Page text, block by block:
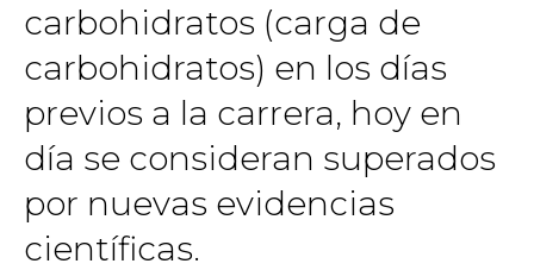
carbohidratos (carga de
carbohidratos) en los días
previos a la carrera, hoy en
día se consideran superados
por nuevas evidencias
científicas.